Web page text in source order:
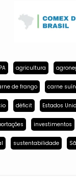
agricultura
de frango carne
déficit Estados
investimentos
sustentabilidade